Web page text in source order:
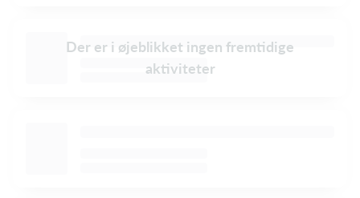
Der er i øjeblikket ingen fremtidige
aktiviteter